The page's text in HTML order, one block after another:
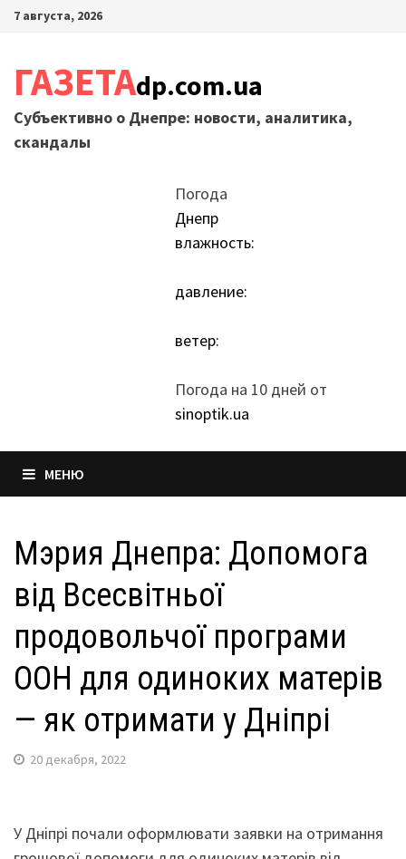
Перейти
7 августа, 2026
ГАЗЕТАdp.com.ua
Субъективно о Днепре: новости, аналитика,
скандалы
Погода
Днепр
влажность:
давление:
ветер:
Погода на 10 дней от
sinoptik.ua
МЕНЮ
Мэрия Днепра: Допомога
від Всесвітньої
продовольчої програми
ООН для одиноких матерів
— як отримати у Дніпрі
20 декабря, 2022
У Дніпрі почали оформлювати заявки на отримання